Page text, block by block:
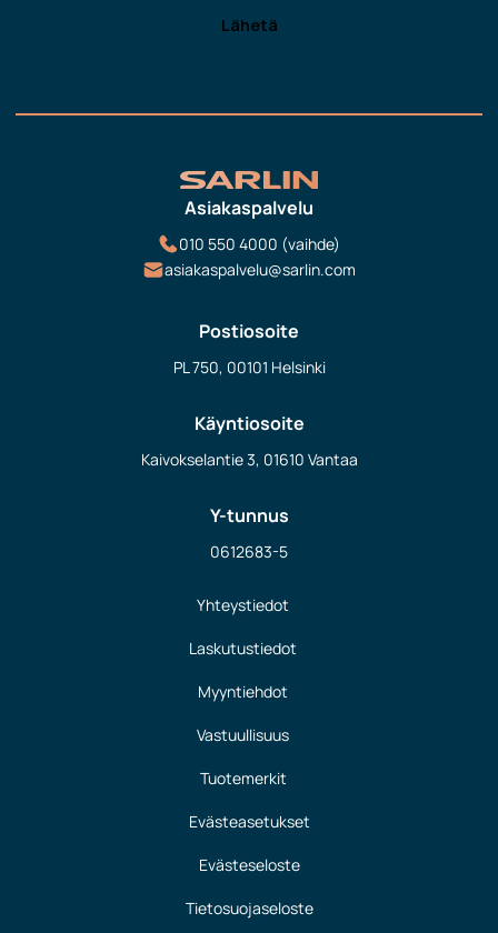
Asiakaspalvelu
010 550 4000 (vaihde)
asiakaspalvelu@sarlin.com
Postiosoite
PL 750, 00101 Helsinki
Käyntiosoite
Kaivokselantie 3, 01610 Vantaa
Y-tunnus
0612683-5
Yhteystiedot
Laskutustiedot
Myyntiehdot
Vastuullisuus
Tuotemerkit
Evästeasetukset
Evästeseloste
Tietosuojaseloste